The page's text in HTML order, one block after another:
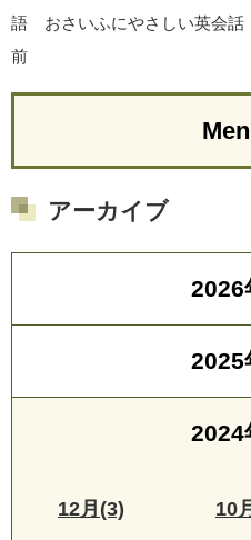
語 おさいふにやさしい英会
前
アーカイブ
2026
2025
2024
12月(3) 10